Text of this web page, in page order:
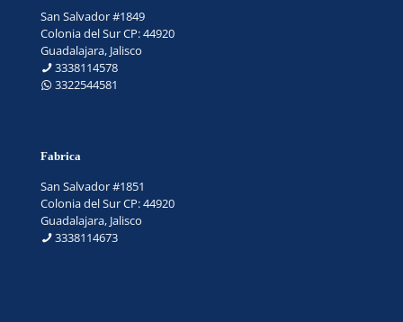
San Salvador #1849
Colonia del Sur CP: 44920
Guadalajara, Jalisco
3338114578
3322544581
Fabrica
San Salvador #1851
Colonia del Sur CP: 44920
Guadalajara, Jalisco
3338114673